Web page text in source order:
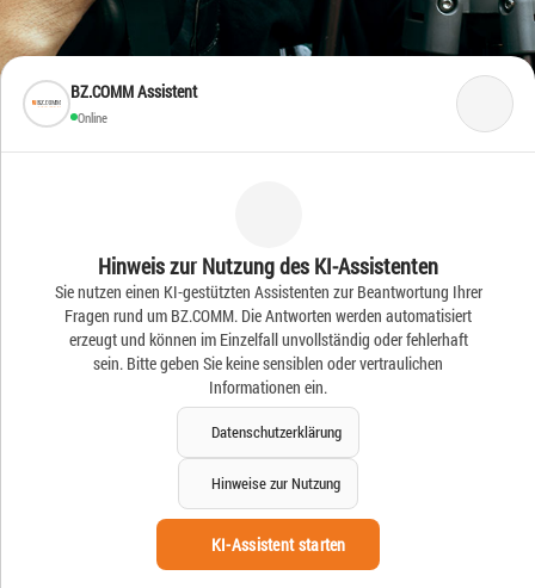
BZ.COMM Assistent
Online
Hinweis zur Nutzung des KI-Assistenten
Sie nutzen einen KI-gestützten Assistenten zur Beantwortung Ihrer
Fragen rund um BZ.COMM. Die Antworten werden automatisiert
erzeugt und können im Einzelfall unvollständig oder fehlerhaft
sein. Bitte geben Sie keine sensiblen oder vertraulichen
Informationen ein.
Datenschutzerklärung
Hinweise zur Nutzung
KI-Assistent starten
Frische Ideen – Frische
News